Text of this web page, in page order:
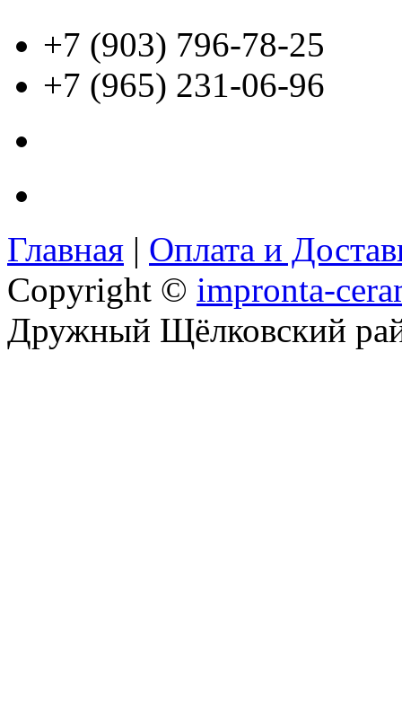
+7 (903) 796-78-25
+7 (965) 231-06-96
Главная | Оплата и
Copyright © impronta-
Дружный Щёлковский